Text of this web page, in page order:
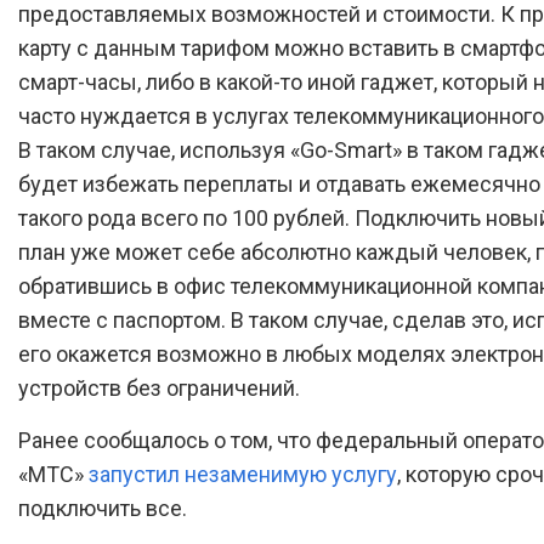
предоставляемых возможностей и стоимости. К
карту с данным тарифом можно вставить в
смарт-часы, либо в какой-то иной гаджет, который
часто нуждается в услугах
В таком случае, используя «Go-Smart» в таком
будет избежать переплаты и отдавать ежемесячно
такого рода всего по 100 рублей. Подключить
план уже может себе абсолютно каждый человек,
обратившись в офис телекоммуникационной
вместе с паспортом. В таком случае, сделав это,
его окажется возможно в любых моделях
устройств без ограничений.
Ранее сообщалось о том, что федеральный
«МТС»запустил незаменимую услугу, которую
подключить все.